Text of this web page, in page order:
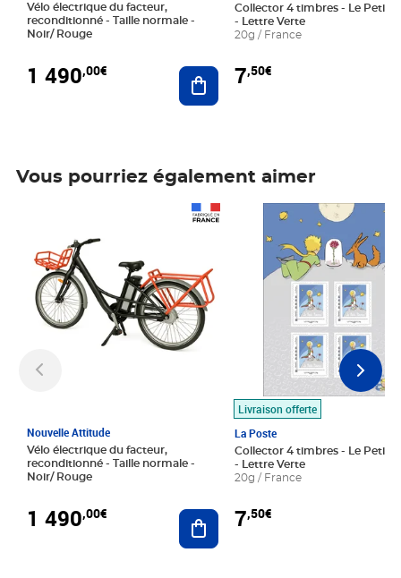
Vélo électrique du facteur,
reconditionné - Taille normale -
Noir/ Rouge
1 490,00€ Ajouter au panier
Collector 4 timbres - Le Petit
- Lettre Verte
20g / France
7,50€
Vous pourriez également aimer
Nouvelle Attitude
Vélo électrique du facteur,
reconditionné - Taille normale -
Noir/ Rouge
1 490,00€ Ajouter au panier
Livraison offerte
La Poste
Collector 4 timbres - Le Petit
- Lettre Verte
20g / France
7,50€
Prix 7,50€